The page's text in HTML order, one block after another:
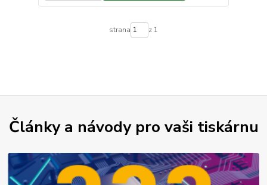
strana z 1
Články a návody pro vaši tiskárnu